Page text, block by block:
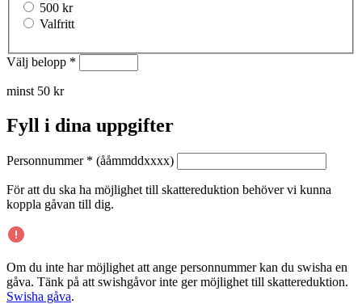
500 kr
Valfritt
Välj belopp *
minst 50 kr
Fyll i dina uppgifter
Personnummer * (ååmmddxxxx)
För att du ska ha möjlighet till skattereduktion behöver vi kunna
koppla gåvan till dig.
Om du inte har möjlighet att ange personnummer kan du swisha en
gåva. Tänk på att swishgåvor inte ger möjlighet till skattereduktion.
Swisha gåva.